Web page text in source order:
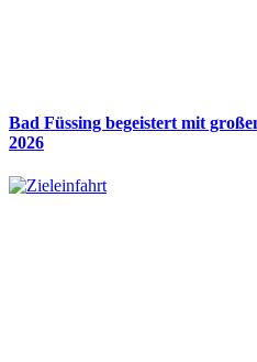
Bad Füssing begeistert mit
2026